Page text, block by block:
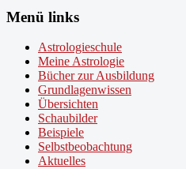
Menü links
Astrologieschule
Meine Astrologie
Bücher zur Ausbildung
Grundlagenwissen
Übersichten
Schaubilder
Beispiele
Selbstbeobachtung
Aktuelles